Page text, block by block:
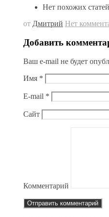
Нет похожих статей
от Дмитрий Нет
Добавить
Ваш e-mail не будет
Имя *
E-mail *
Сайт
Комментарий